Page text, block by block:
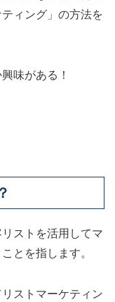
ィング」の方法を
味がある！
ストを活用してマ
とを指します。
ストマーケティン